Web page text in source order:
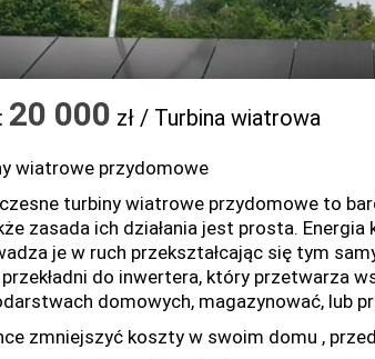
20 000 zł / Turbina wiatrowa
wiatrowe przydomowe
turbiny wiatrowe przydomowe to
zasada ich działania jest prosta.
je w ruch przekształcając się tym
przekładni do inwertera, który przetwarza
domowych, magazynować, lub
zmniejszyć koszty w swoim domu ,